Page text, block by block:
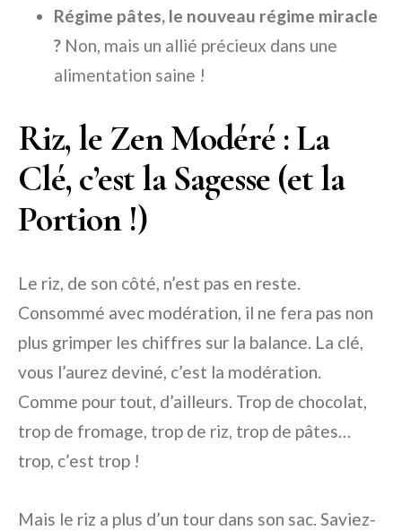
Régime pâtes, le nouveau régime miracle
? Non, mais un allié précieux dans une
alimentation saine !
Riz, le Zen Modéré : La
Clé, c’est la Sagesse (et la
Portion !)
Le riz, de son côté, n’est pas en reste.
Consommé avec modération, il ne fera pas non
plus grimper les chiffres sur la balance. La clé,
vous l’aurez deviné, c’est la modération.
Comme pour tout, d’ailleurs. Trop de chocolat,
trop de fromage, trop de riz, trop de pâtes…
trop, c’est trop !
Mais le riz a plus d’un tour dans son sac. Saviez-